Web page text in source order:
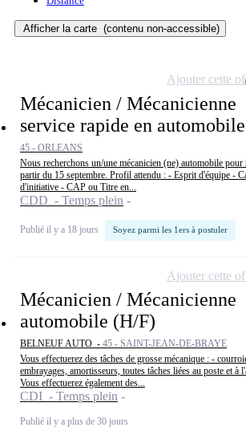
Afficher la carte (contenu non-accessible)
Mécanicien / Mécanicienne
service rapide en
45 - ORLEANS
Nous recherchons un/une mécanicien (ne) automobile
partir du 15 septembre. Profil attendu : - Esprit d'équipe -
d'initiative - CAP ou Titre en...
CDD - Temps plein
Publié il y a 18 jours Soyez parmi les 1ers à postuler
Ajouter cette
Mécanicien / Mécanicienne
automobile (H/F)
BELNEUF AUTO - 45 - SAINT-JEAN-DE-BRAYE
Vous effectuerez des tâches de grosse mécanique : -
embrayages, amortisseurs, toutes tâches liées au poste et à
Vous effectuerez également des...
CDI - Temps plein
Publié il y a plus de 30 jours
Ajouter cette